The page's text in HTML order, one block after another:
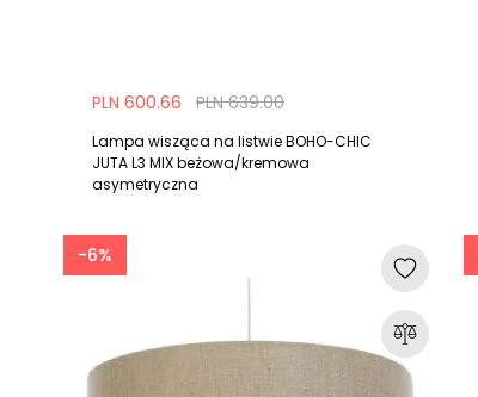
PLN 639.00
PLN 600.66
Lampa wisząca na listwie BOHO-CHIC
JUTA L3 MIX beżowa/kremowa
asymetryczna
-6%